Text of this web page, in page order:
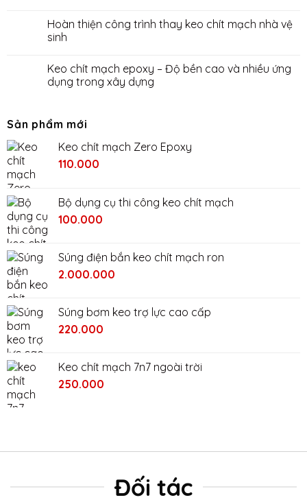
Hoàn thiện công trình thay keo chít mạch nhà vệ
sinh
Keo chít mạch epoxy – Độ bền cao và nhiều ứng
dụng trong xây dựng
Sản phẩm mới
Keo chít mạch Zero Epoxy
110.000
Bộ dụng cụ thi công keo chít mạch
Giá
200.000₫.
100.000
là:
100.000₫.
Súng điện bắn keo chít mạch ron
Giá
2.400.000₫.
2.000.000
là:
Súng bơm keo trợ lực cao cấp
220.000
Keo chít mạch 7n7 ngoài trời
Giá
250.000
Đối tác